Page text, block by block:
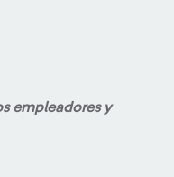
empleadores y